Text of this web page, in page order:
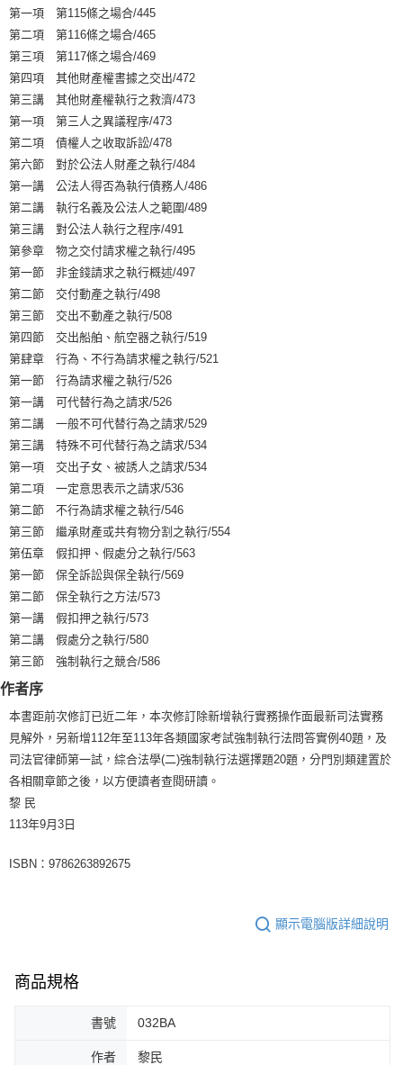
第一項 第115條之場合/445
第二項 第116條之場合/465
第三項 第117條之場合/469
第四項 其他財產權書據之交出/472
第三講 其他財產權執行之救濟/473
第一項 第三人之異議程序/473
第二項 債權人之收取訴訟/478
第六節 對於公法人財產之執行/484
第一講 公法人得否為執行債務人/486
第二講 執行名義及公法人之範圍/489
第三講 對公法人執行之程序/491
第參章 物之交付請求權之執行/495
第一節 非金錢請求之執行概述/497
第二節 交付動產之執行/498
第三節 交出不動產之執行/508
第四節 交出船舶、航空器之執行/519
第肆章 行為、不行為請求權之執行/521
第一節 行為請求權之執行/526
第一講 可代替行為之請求/526
第二講 一般不可代替行為之請求/529
第三講 特殊不可代替行為之請求/534
第一項 交出子女、被誘人之請求/534
第二項 一定意思表示之請求/536
第二節 不行為請求權之執行/546
第三節 繼承財產或共有物分割之執行/554
第伍章 假扣押、假處分之執行/563
第一節 保全訴訟與保全執行/569
第二節 保全執行之方法/573
第一講 假扣押之執行/573
第二講 假處分之執行/580
第三節 強制執行之競合/586
作者序
本書距前次修訂已近二年，本次修訂除新增執行實務操作面最新司法實務
見解外，另新增112年至113年各類國家考試強制執行法問答實例40題，及
司法官律師第一試，綜合法學(二)強制執行法選擇題20題，分門別類建置於
各相關章節之後，以方便讀者查閱研讀。
黎 民
113年9月3日
ISBN：9786263892675
顯示電腦版詳細說明
商品規格
書號 032BA
作者 黎民